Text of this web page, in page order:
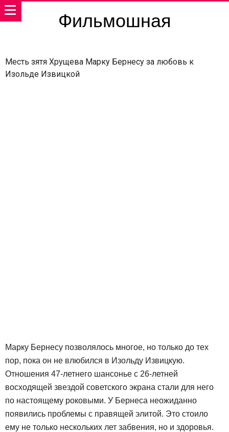
Фильмошная
Месть зятя Хрущева Марку Бернесу за любовь к
Изольде Извицкой
Марку Бернесу позволялось многое, но только до тех
пор, пока он не влюбился в Изольду Извицкую.
Отношения 47-летнего шансонье с 26-летней
восходящей звездой советского экрана стали для него
по настоящему роковыми. У Бернеса неожиданно
появились проблемы с правящей элитой. Это стоило
ему не только нескольких лет забвения, но и здоровья.